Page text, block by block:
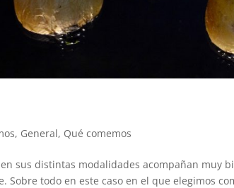
, General, Qué comemos
en sus distintas modalidades acompañan muy
Sobre todo en este caso en el que elegimos